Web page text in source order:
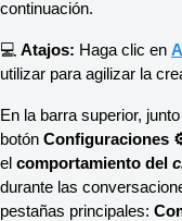
continuación.
💻 Atajos: Haga clic en
utilizar para agilizar la
En la barra superior,
botón Configuraciones
el comportamiento del
durante las
pestañas principales: